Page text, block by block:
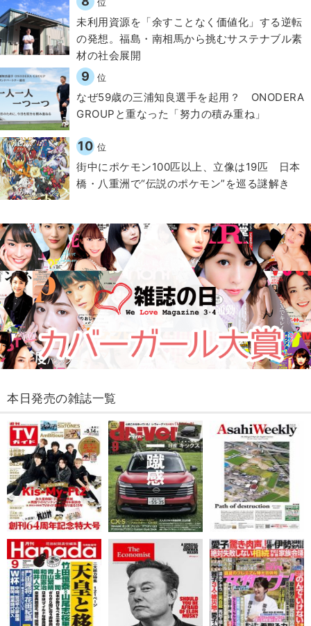
​​未利用資源を「余すことなく価値化」する逆転
の発想。福島・南相馬から挑むサステナブル素
材の社会展開​
9 位
なぜ59歳の三浦知良選手を起用？ ONODERA
GROUPと重なった「努力の積み重ね」
10 位
街中にポケモン100匹以上、立像は19匹 日本
橋・八重洲で“伝説のポケモン”を巡る謎解き
本日発売の雑誌一覧